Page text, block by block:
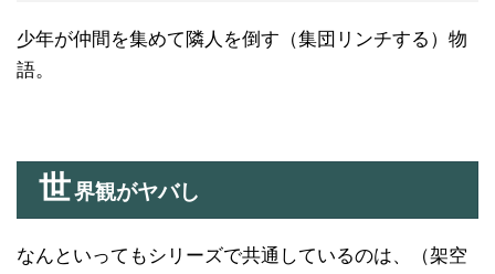
少年が仲間を集めて隣人を倒す（集団リンチする）物
語。
世界観がヤバし
なんといってもシリーズで共通しているのは、（架空